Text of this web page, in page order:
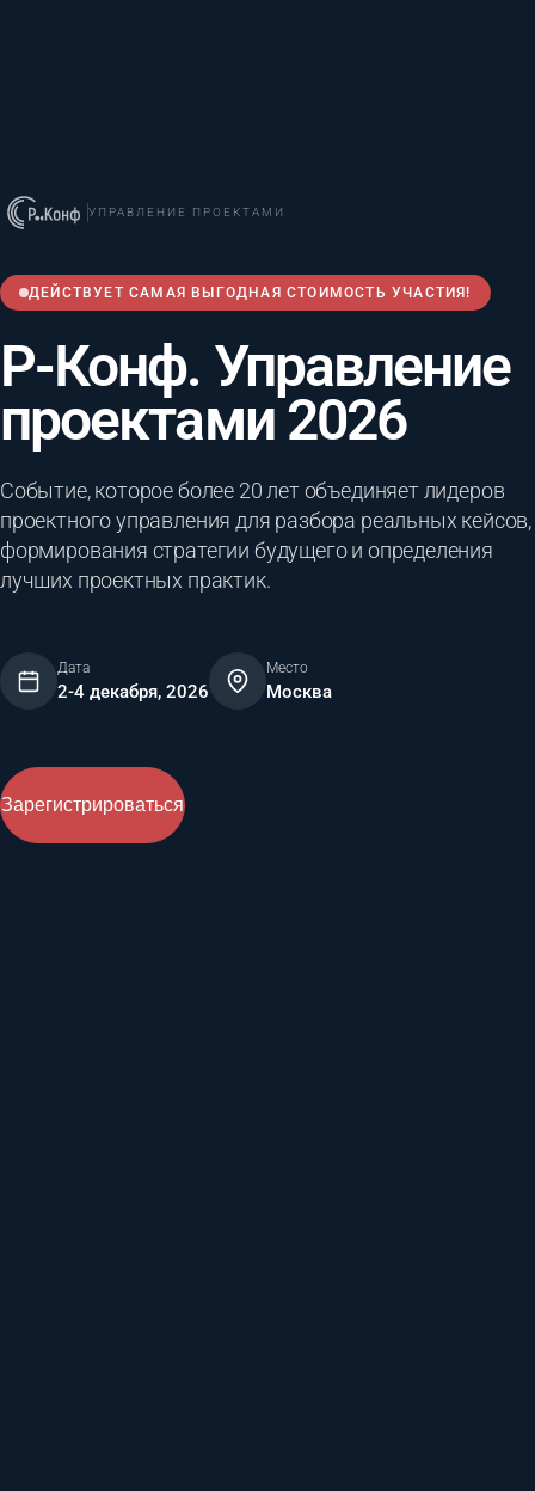
УПРАВЛЕНИЕ ПРОЕКТАМИ
ДЕЙСТВУЕТ САМАЯ ВЫГОДНАЯ СТОИМОСТЬ УЧАСТИЯ!
Р-Конф. Управление
проектами 2026
Событие, которое более 20 лет объединяет лидеров
проектного управления для разбора реальных кейсов,
формирования стратегии будущего и определения
лучших проектных практик.
Дата
2-4 декабря, 2026
Место
Москва
Зарегистрироваться